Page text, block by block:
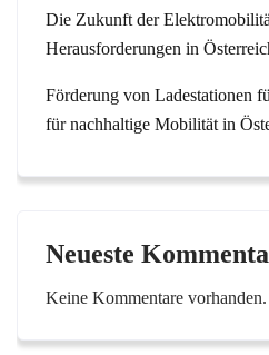
Die Zukunft der
Herausforderungen in
Förderung von Ladestationen
für nachhaltige Mobilität in
Neueste
Keine Kommentare vorhanden.